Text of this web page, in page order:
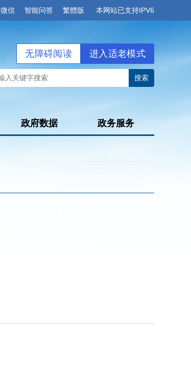
微信 智能问答 繁體版 本网站已支持IPV6
进入适老模式
无障碍阅读
政府数据 政务服务